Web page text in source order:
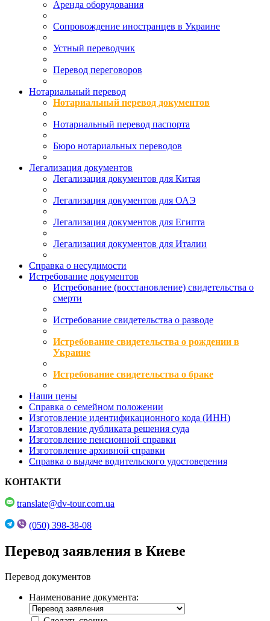
Аренда оборудования
Сопровождение иностранцев в Украине
Устный переводчик
Перевод переговоров
Нотариальный перевод
Нотариальный перевод документов
Нотариальный перевод паспорта
Бюро нотариальных переводов
Легализация документов
Легализация документов для Китая
Легализация документов для ОАЭ
Легализация документов для Египта
Легализация документов для Италии
Справка о несудимости
Истребование документов
Истребование (восстановление) свидетельства о
смерти
Истребование свидетельства о разводе
Истребование свидетельства о рождении в
Украине
Истребование свидетельства о браке
Наши цены
Справка о семейном положении
Изготовление идентификационного кода (ИНН)
Изготовление дубликата решения суда
Изготовление пенсионной справки
Изготовление архивной справки
Справка о выдаче водительского удостоверения
КОНТАКТИ
translate@dv-tour.com.ua
(050) 398-38-08
Перевод заявления в Киеве
Перевод документов
Наименование документа: